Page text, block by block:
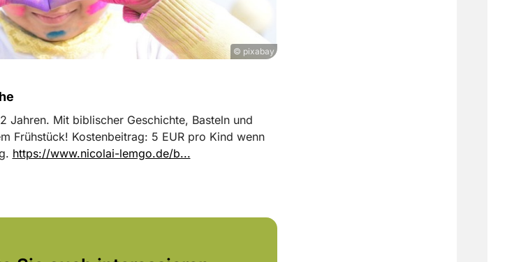
© pixabay
Jahren. Mit biblischer Geschichte, Basteln und
Frühstück! Kostenbeitrag: 5 EUR pro Kind wenn
https://www.nicolai-lemgo.de/b...